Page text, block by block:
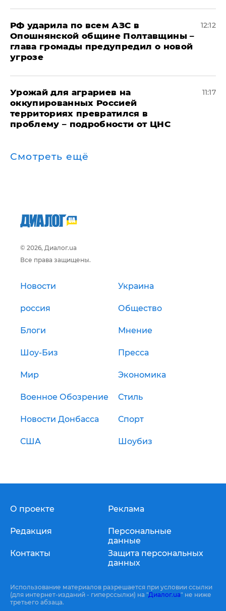
РФ ударила по всем АЗС в
Опошнянской общине Полтавщины –
глава громады предупредил о новой
угрозе
12:12
Урожай для аграриев на
оккупированных Россией
территориях превратился в
проблему – подробности от ЦНС
11:17
Смотреть ещё
© 2026, Диалог.ua
Все права защищены.
Новости Украина
россия Общество
Блоги Мнение
Шоу-Биз Пресса
Мир Экономика
Военное Обозрение Стиль
Новости Донбасса Спорт
США Шоубиз
О проекте
Редакция
Контакты
Реклама
Персональные
данные
Защита персональных
данных
Использование материалов разрешается при условии ссылки
(для интернет-изданий - гиперссылки) на "Диалог.ua" не ниже
третьего абзаца.